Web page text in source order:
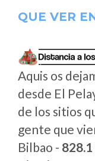
QUE VER
Aquis os
desde El
de los sitios
gente que
Bilbao -